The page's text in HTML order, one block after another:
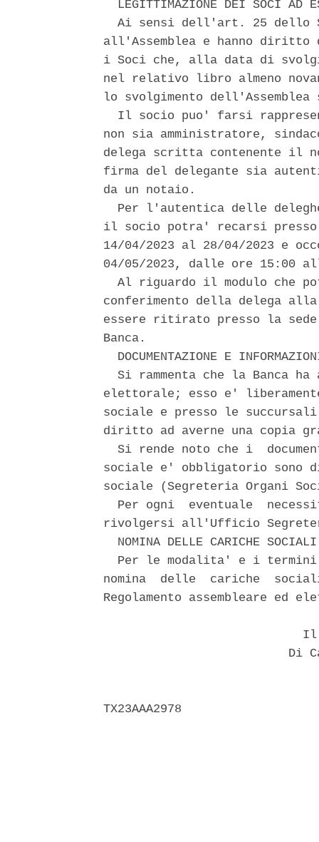
LEGITTIMAZIONE DEI SOCI AD
Ai sensi dell'art. 25 dello
all'Assemblea e hanno
i Soci che, alla data di
nel relativo libro almeno
lo svolgimento
Il socio puo' farsi
non sia amministratore,
delega scritta contenente il
firma del delegante sia
da un notaio.
Per l'autentica delle
il socio potra' recarsi
14/04/2023 al 28/04/2023 e
04/05/2023, dalle ore 15:00
Al riguardo il modulo che
conferimento della delega
essere ritirato presso la
Banca.
DOCUMENTAZIONE E
Si rammenta che la Banca ha
elettorale; esso e'
sociale e presso le
diritto ad averne una copia
Si rende noto che i
sociale e' obbligatorio sono
sociale (Segreteria Organi
Per ogni  eventuale
rivolgersi all'Ufficio
NOMINA DELLE CARICHE
Per le modalita' e i
nomina  delle  cariche
Regolamento assembleare ed
Di